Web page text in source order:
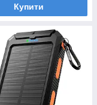
Купити